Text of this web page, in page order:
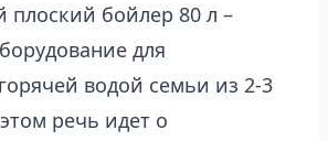
плоский бойлер 80 л –
для
водой семьи из 2-3
речь идет о